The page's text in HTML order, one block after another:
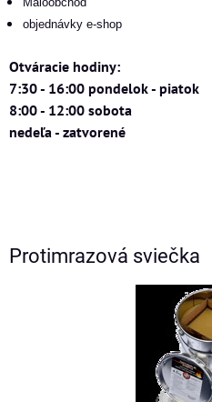
objednávky e-shop
Otváracie hodiny:
7:30 - 16:00 pondelok - piatok
8:00 - 12:00 sobota
nedeľa - zatvorené
Protimrazová sviečka